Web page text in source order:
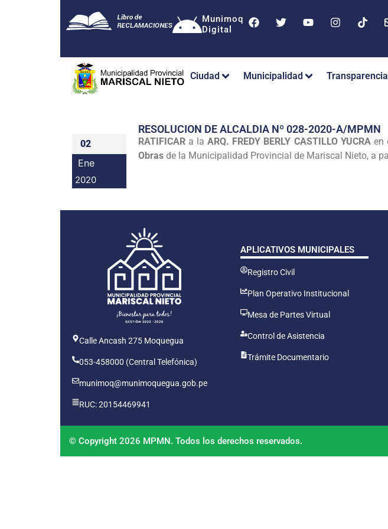
Munimoq
Digital
Ciudad Municipalidad Transparencia
02
Ene
2020
RESOLUCION DE ALCALDIA Nº 028-2020-A/MPMN
RATIFICAR a laARQ. FREDY BERLY CASTILLO YUCRAen
Obras de la Municipalidad Provincial de Mariscal Nieto, a
Calle Ancash 275 Moquegua
053-458000 (Central Telefónica)
munimoq@munimoquegua.gob.pe
RUC: 20154469941
APLICATIVOS MUNICIPALES
Registro Civil
Plan Operativo Institucional
Mesa de Partes Virtual
Control de Asistencia
Trámite Documentario
© Copyright 2026 MPMN. Todos los derechos reservados.